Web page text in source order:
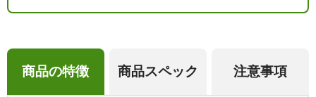
商品の特徴 商品スペック 注意事項